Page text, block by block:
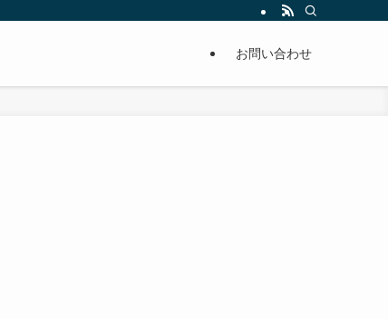
せることが出来るように分かりやすくまとめています。
お問い合わせ